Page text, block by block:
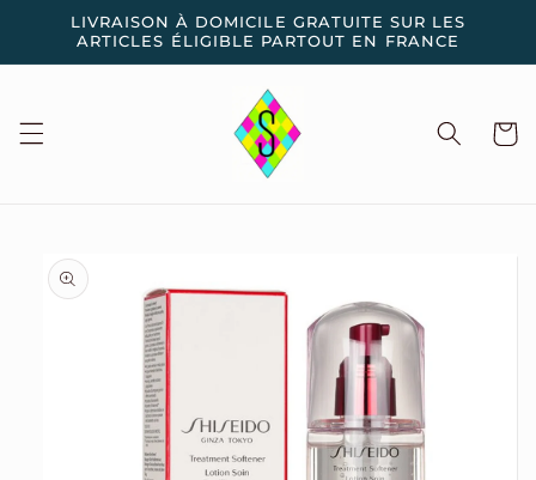
passer
contenu
LIVRAISON À DOMICILE GRATUITE SUR LES
ARTICLES ÉLIGIBLE PARTOUT EN FRANCE
Panier
Passer aux
informations
produits